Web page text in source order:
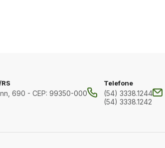
690 - CEP: 99350-000
Telefone
(54) 3338.1244
(54) 3338.1242